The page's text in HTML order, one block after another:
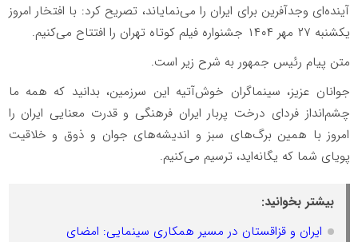
آینده‌ای وجدآفرین برای ایران را می‌نمایاند، تصریح کرد: با افتخار امروز
یکشنبه ۲۷ مهر ۱۴۰۴ جشنواره فیلم کوتاه تهران را افتتاح می‌کنیم.
متن پیام رئیس جمهور به شرح زیر است.
جوانان عزیز، سینماگران خوش‌آتیه این سرزمین، بدانید که همه ما
چشم‌انداز فردای درخت پربار ایران فرهنگی و قدرت معنایی ایران را
امروز با همین برگ‌های سبز و اندیشه‌های جوان و ذوق و خلاقیت
پویای شما که یگانه‌اید، ترسیم می‌کنیم.
بیشتر بخوانید:
ایران و قزاقستان در مسیر همکاری سینمایی: امضای